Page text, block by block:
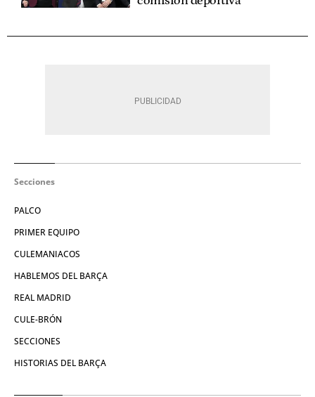
Secciones
PALCO
PRIMER EQUIPO
CULEMANIACOS
HABLEMOS DEL BARÇA
REAL MADRID
CULE-BRÓN
SECCIONES
HISTORIAS DEL BARÇA